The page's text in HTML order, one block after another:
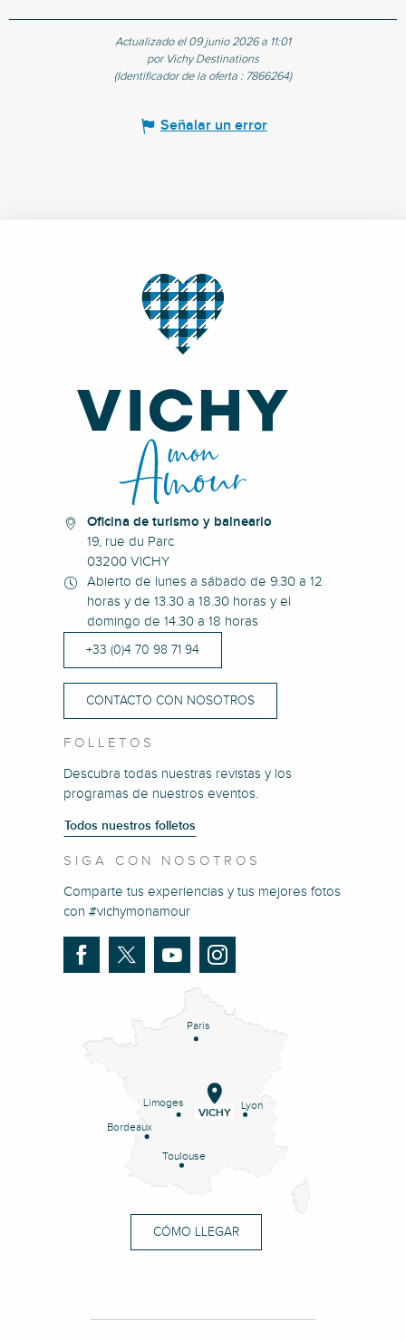
Actualizado el 09 junio 2026 a 11:01
por Vichy Destinations
(Identificador de la oferta : 7866264)
Señalar un error
Oficina de turismo y balneario
19, rue du Parc
03200 VICHY
Abierto de lunes a sábado de 9.30 a 12
horas y de 13.30 a 18.30 horas y el
domingo de 14.30 a 18 horas
+33 (0)4 70 98 71 94
CONTACTO CON NOSOTROS
FOLLETOS
Descubra todas nuestras revistas y los
programas de nuestros eventos.
Todos nuestros folletos
SIGA CON NOSOTROS
Comparte tus experiencias y tus mejores fotos
con #vichymonamour
Paris
Lyon
Limoges
Bordeaux
Toulouse
VICHY
CÓMO LLEGAR